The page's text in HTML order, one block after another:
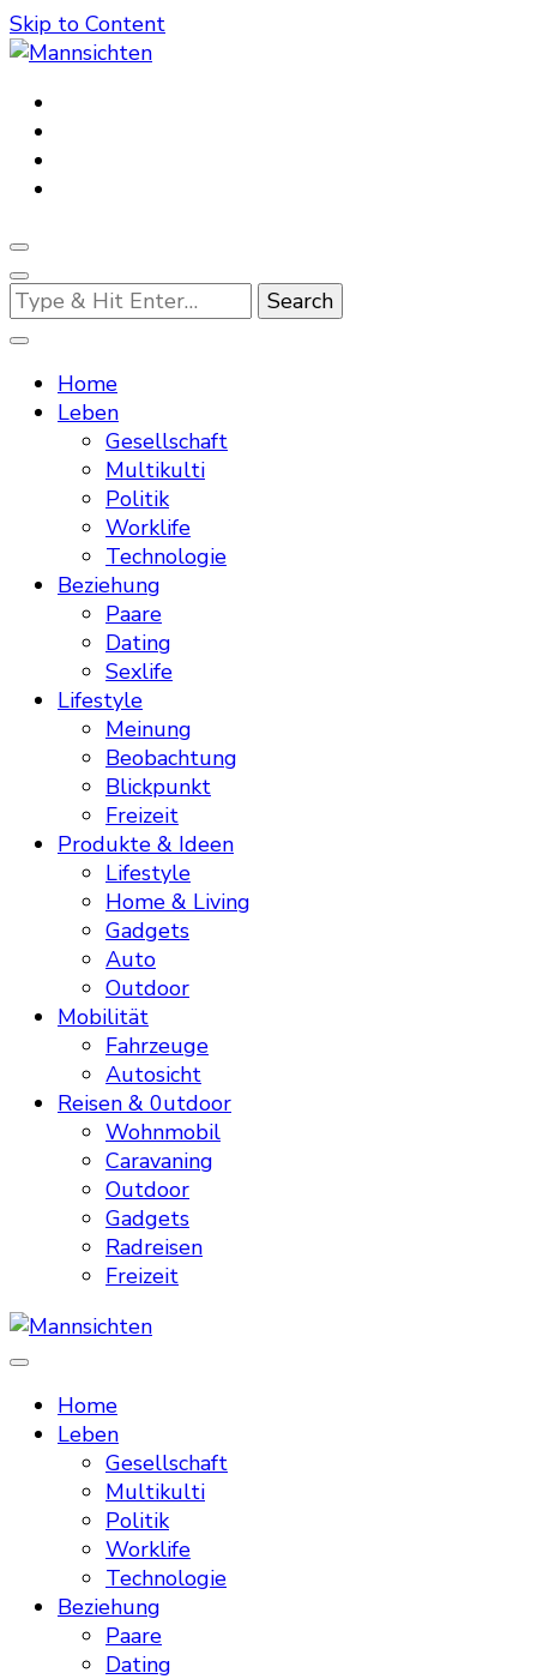
Skip to Content
Mannsichten
Was Männer wollen. Was Männer denken.
Looking
for
Something?
Home
Leben
Gesellschaft
Multikulti
Politik
Worklife
Technologie
Beziehung
Paare
Dating
Sexlife
Lifestyle
Meinung
Beobachtung
Blickpunkt
Freizeit
Produkte & Ideen
Lifestyle
Home & Living
Gadgets
Auto
Outdoor
Mobilität
Fahrzeuge
Autosicht
Reisen & 0utdoor
Wohnmobil
Caravaning
Outdoor
Gadgets
Radreisen
Freizeit
Mannsichten
Home
Leben
Gesellschaft
Multikulti
Politik
Worklife
Technologie
Beziehung
Paare
Dating